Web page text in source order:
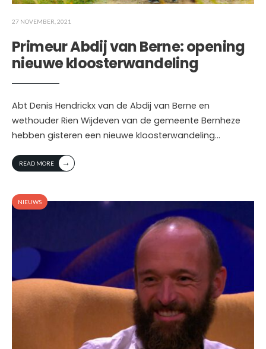
27 NOVEMBER, 2021
Primeur Abdij van Berne: opening
nieuwe kloosterwandeling
Abt Denis Hendrickx van de Abdij van Berne en
wethouder Rien Wijdeven van de gemeente Bernheze
hebben gisteren een nieuwe kloosterwandeling...
READ MORE →
NIEUWS